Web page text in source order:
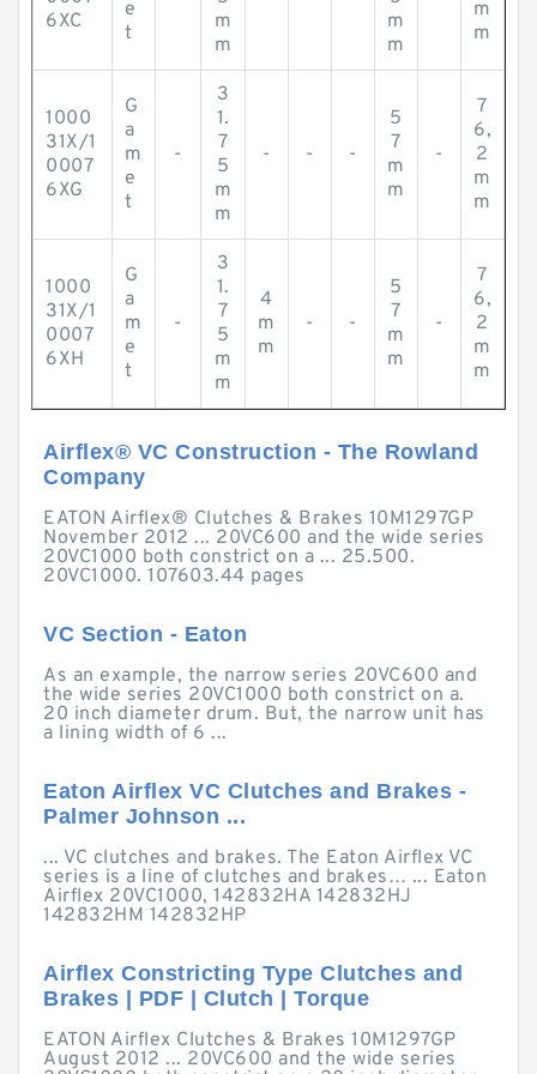
6XC
e
t
m
m
m
m
m
m
1000
31X/1
0007
6XG
G
a
m
e
t
-
3
1.
7
5
m
m
- - -
5
7
m
m
-
7
6,
2
m
m
1000
31X/1
0007
6XH
G
a
m
e
t
-
3
1.
7
5
m
m
4
m
m
- -
5
7
m
m
-
7
6,
2
m
m
Airflex® VC Construction - The Rowland
Company
EATON Airflex® Clutches & Brakes 10M1297GP
November 2012 ... 20VC600 and the wide series
20VC1000 both constrict on a ... 25.500.
20VC1000. 107603.44 pages
VC Section - Eaton
As an example, the narrow series 20VC600 and
the wide series 20VC1000 both constrict on a.
20 inch diameter drum. But, the narrow unit has
a lining width of 6 ...
Eaton Airflex VC Clutches and Brakes -
Palmer Johnson ...
... VC clutches and brakes. The Eaton Airflex VC
series is a line of clutches and brakes… ... Eaton
Airflex 20VC1000, 142832HA 142832HJ
142832HM 142832HP
Airflex Constricting Type Clutches and
Brakes | PDF | Clutch | Torque
EATON Airflex Clutches & Brakes 10M1297GP
August 2012 ... 20VC600 and the wide series